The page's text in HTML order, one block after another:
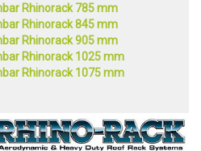
Rhinorack 785 mm
Rhinorack 845 mm
Rhinorack 905 mm
Rhinorack 1025 mm
Rhinorack 1075 mm